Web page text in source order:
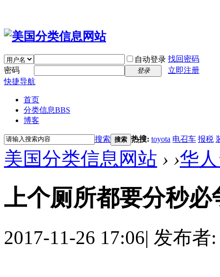
自动登录 找回密码
密码
登录
立即注册
快捷导航
首页
分类信息BBS
博客
搜索 搜索 热搜: toyota 电召车 报税
美国分类信息网站 › ›华
上个厕所都要分秒
2017-11-26 17:06| 发布者